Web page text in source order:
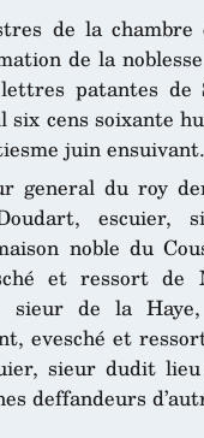
de la chambre
de la
patantes de
six cens soixante
juin ensuivant.
general du roy
escuier,
noble du
et ressort de
sieur de la
evesché et
sieur dudit
deffandeurs